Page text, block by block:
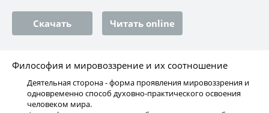
Скачать Читать online
Философия и мировоззрение и их соотношение
Деятельная сторона - форма проявления мировоззрения и
одновременно способ духовно-практического освоения
человеком мира.